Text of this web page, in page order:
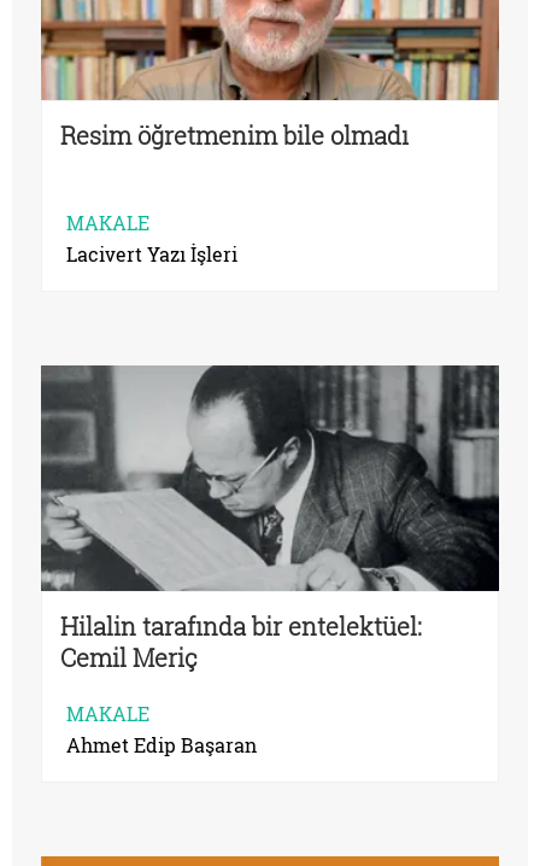
Resim öğretmenim bile olmadı
MAKALE
Lacivert Yazı İşleri
Hilalin tarafında bir entelektüel:
Cemil Meriç
MAKALE
Ahmet Edip Başaran